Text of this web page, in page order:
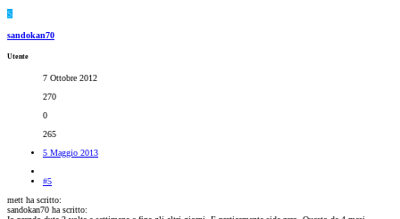
S
sandokan70
Utente
7 Ottobre 2012
270
0
265
5 Maggio 2013
#5
mett ha scritto:
sandokan70 ha scritto: